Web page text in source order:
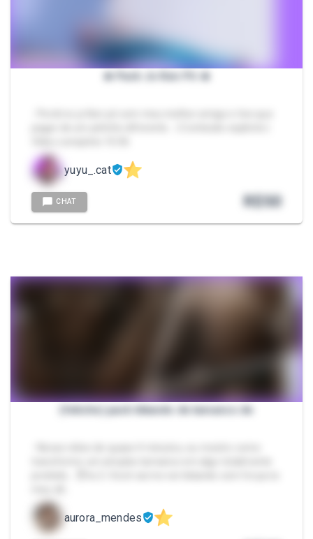
🔥 Pack Jo Ken Pô 🔥
yuyu_.cat
CHAT R$50
(fetiche) pack kikando de tamanco de
aurora_mendes